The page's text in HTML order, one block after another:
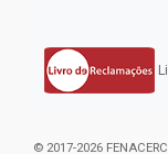
© 2017-2026